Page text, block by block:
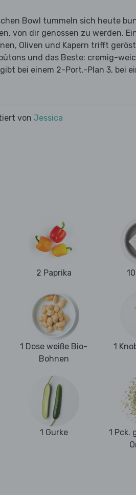
Bowl tummeln sich heute
von dir genossen zu werden.
Oliven und Kapern trifft
und das Beste: cremig-
bei einem 2-Port.-Plan 3, bei
von Jessica
2 Paprika
1 Dose weiße Bio-
Bohnen
1
1 Gurke
1 Pck.